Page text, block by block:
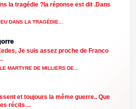
la tragédie ?la réponse est dit .Dans
DANS LA TRAGÉDIE…
Je suis assez proche de Franco
MARTYRE DE MILLIERS DE…
et toujours la même guerre.. Que
récits…